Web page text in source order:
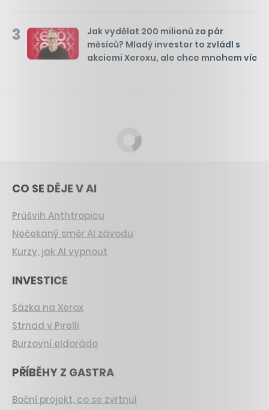
3
Jak vydělat 200 milionů za pár
měsíců? Mladý investor to zvládl s
akciemi Xeroxu, ale chce mnohem víc
CO SE DĚJE V AI
Průšvih Anthtropicu
Nečekaný směr AI závodu
Kurzy, jak AI vypnout
INVESTICE
Sázka na Xerox
Strnad v Pirelli
Burzovní eldorádo
PŘÍBĚHY Z GASTRA
Boční projekt, co se zvrtnul